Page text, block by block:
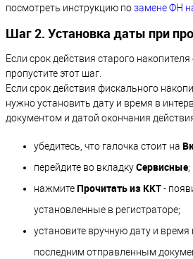
посмотреть инструкцию позамене ФН
Шаг 2. Установка даты при
Если срок действия старого
пропустите этот шаг.
Если срок действия фискального
нужно установить дату и время в
документом и датой окончания
убедитесь, что галочка стоит на
перейдите во вкладкуСервисные;
нажмитеПрочитать из ККТ-
установленные в регистраторе;
установите вручную дату и
последним отправленным